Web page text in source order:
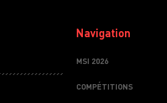
Navigation
MSI 2026
COMPÉTITIONS